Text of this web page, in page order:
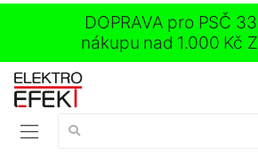
DOPRAVA pro PSČ
nákupu nad 1.000 Kč
Vyhledávání: